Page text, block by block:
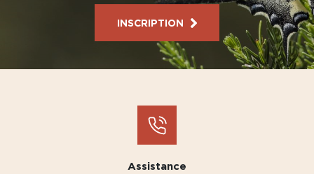
INSCRIPTION
Assistance